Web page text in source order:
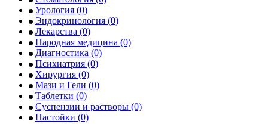
Урология (0)
Эндокринология (0)
Лекарства (0)
Народная медицина (0)
Диагностика (0)
Психиатрия (0)
Хирургия (0)
Мази и Гели (0)
Таблетки (0)
Суспензии и растворы (0)
Настойки (0)